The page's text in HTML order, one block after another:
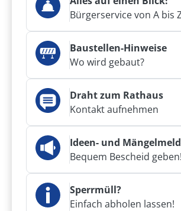
Bürgerservice von A bis
Baustellen-Hinweise
Wo wird gebaut?
Draht zum Rathaus
Kontakt aufnehmen
Ideen- und
Bequem Bescheid geben!
Sperrmüll?
Einfach abholen lassen!